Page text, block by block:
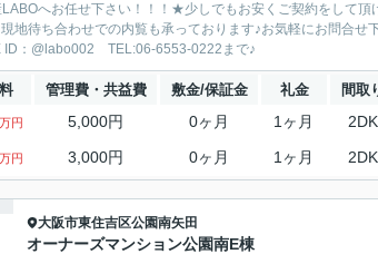
へお任せ下さい！！！★少しでもお安くご契約をして頂
現地待ち合わせでの内覧も承っております♪お気軽にお問合
：@labo002 TEL:06-6553-0222まで♪
管理費・共益費 敷金/保証金 礼金 間取
円 5,000円 0ヶ月 1ヶ月 2DK
万円 3,000円 0ヶ月 1ヶ月 2DK
大阪市東住吉区公園南矢田
オーナーズマンション公園南E棟